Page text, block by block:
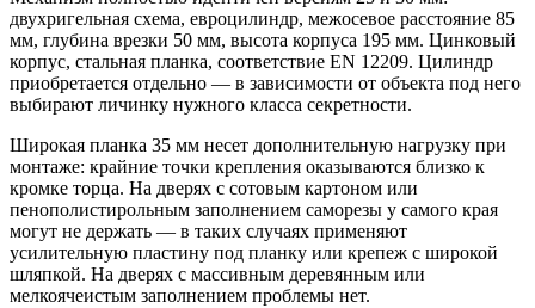
двухригельная схема, евроцилиндр, межосевое расстояние 85
мм, глубина врезки 50 мм, высота корпуса 195 мм. Цинковый
корпус, стальная планка, соответствие EN 12209. Цилиндр
приобретается отдельно — в зависимости от объекта под него
выбирают личинку нужного класса секретности.
Широкая планка 35 мм несет дополнительную нагрузку при
монтаже: крайние точки крепления оказываются близко к
кромке торца. На дверях с сотовым картоном или
пенополистирольным заполнением саморезы у самого края
могут не держать — в таких случаях применяют
усилительную пластину под планку или крепеж с широкой
шляпкой. На дверях с массивным деревянным или
мелкоячеистым заполнением проблемы нет.